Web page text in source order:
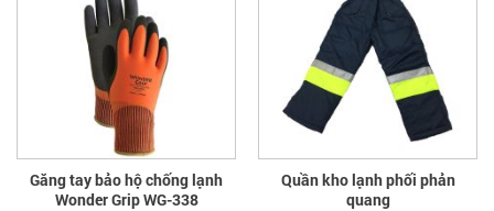
Găng tay bảo hộ chống lạnh
Wonder Grip WG-338
Quần kho lạnh phối phản
quang